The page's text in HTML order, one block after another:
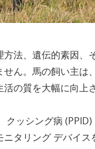
法、遺伝的素因、
ん。馬の飼い主は
の質を大幅に向上
ッシング病
タリング デバイ